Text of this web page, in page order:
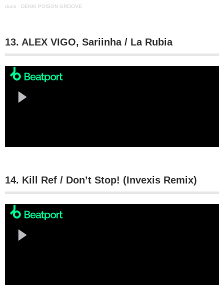
duco · DENKI POISON GROOVE
13. ALEX VIGO, Sariinha / La Rubia
14. Kill Ref / Don’t Stop! (Invexis Remix)